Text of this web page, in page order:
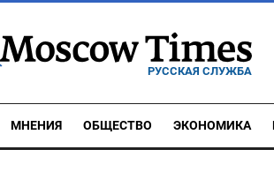
РУССКАЯ СЛУЖБА
МНЕНИЯ ОБЩЕСТВО ЭКОНОМИКА